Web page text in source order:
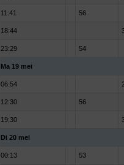
11:41 56
18:44
23:29 54
Ma 19 mei
06:54
12:30 56
19:30
Di 20 mei
00:13 53